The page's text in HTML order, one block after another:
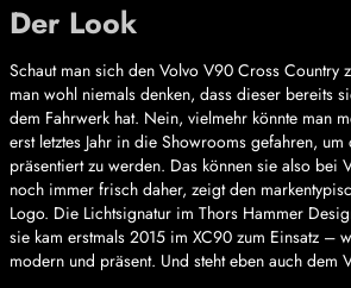
Der Look
Schaut man sich den Volvo V90 Cross Country
man wohl niemals denken, dass dieser bereits
dem Fahrwerk hat. Nein, vielmehr könnte man
erst letztes Jahr in die Showrooms gefahren,
präsentiert zu werden. Das können sie also bei
noch immer frisch daher, zeigt den
Logo. Die Lichtsignatur im Thors Hammer
sie kam erstmals 2015 im XC90 zum Einsatz –
modern und präsent. Und steht eben auch dem